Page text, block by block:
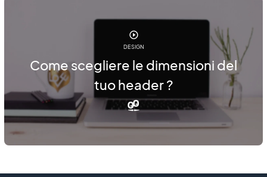
DESIGN
Come scegliere le dimensioni del
tuo header ?